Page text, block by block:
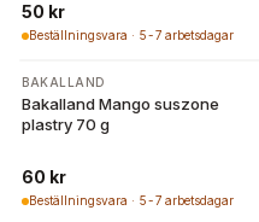
50 kr
Beställningsvara · 5-7 arbetsdagar
BAKALLAND
Bakalland Mango suszone
plastry 70 g
60 kr
Beställningsvara · 5-7 arbetsdagar